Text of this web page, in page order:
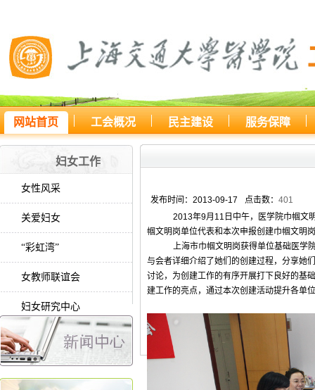
网站首页 工会概况 民主建设 服务保障
妇女工作
女性风采
关爱妇女
“彩虹湾”
女教师联谊会
妇女研究中心
女大学生联谊会
妈咪小屋
发布时间：2013-09-17 点击数： 401
2013年9月11日中午，医学院巾帼文
帼文明岗单位代表和本次申报创建巾帼文明
上海市巾帼文明岗获得单位基础医学
与会者详细介绍了她们的创建过程，分享她
讨论，为创建工作的有序开展打下良好的基
建工作的亮点，通过本次创建活动提升各单